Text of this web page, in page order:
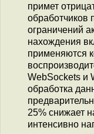
примет
обработчиков
ограничений
нахождения
применяются
WebSockets и
обработка
25% снижает
интенсивно